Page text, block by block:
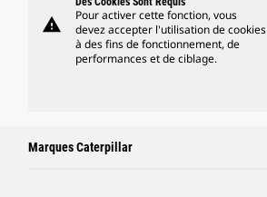
warning
Pour activer cette fonction, vous
devez accepter l'utilisation de cookies
à des fins de fonctionnement, de
performances et de ciblage.
Marques Caterpillar